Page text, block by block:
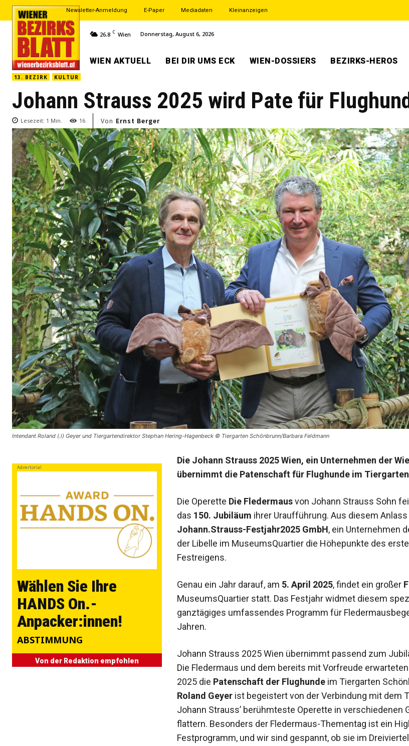
Newsletter-Anmeldung E-Paper Mediadaten Kleinanzeigen
26.8 C Wien Donnerstag, August 6, 2026
WIEN AKTUELL BEI DIR UMS ECK WIEN-DOSSIERS BEZIRKS-HEROS
13. BEZIRK KULTUR
Johann Strauss 2025 wird Pate für
Lesezeit: 1 Min. 16 Von Ernst Berger
Intendant Roland (.l) Geyer und Tiergartendirektor Stephan Hering-Hagenbeck © Tiergarten Schönbrunn/Barbara Feldmann
Advertorial
Wählen Sie Ihre
HANDS On.-
Anpacker:innen!
ABSTIMMUNG
Von der Redaktion empfohlen
Die Johann Strauss 2025 Wien, ein Unternehmen der
übernimmt die Patenschaft für Flughunde im
Die Operette Die Fledermausvon Johann Strauss Sohn
das 150. Jubiläum ihrer Uraufführung. Aus diesem
Johann.Strauss-Festjahr2025 GmbH, ein Unternehmen
der Libelle im MuseumsQuartier die Höhepunkte des
Festreigens.
Genau ein Jahr darauf, am 5. April 2025, findet ein großer
MuseumsQuartier statt. Das Festjahr widmet diesem
ganztägiges umfassendes Programm für
Jahren.
Johann Strauss 2025 Wien übernimmt passend zum
Die Fledermaus und dem bereits mit Vorfreude
2025 die Patenschaft der Flughundeim Tiergarten
Roland Geyerist begeistert von der Verbindung mit dem
Johann Strauss’ berühmteste Operette in verschiedenen
flattern. Besonders der Fledermaus-Thementag ist ein
Festprogramm, und wir sind gespannt, ob sie im